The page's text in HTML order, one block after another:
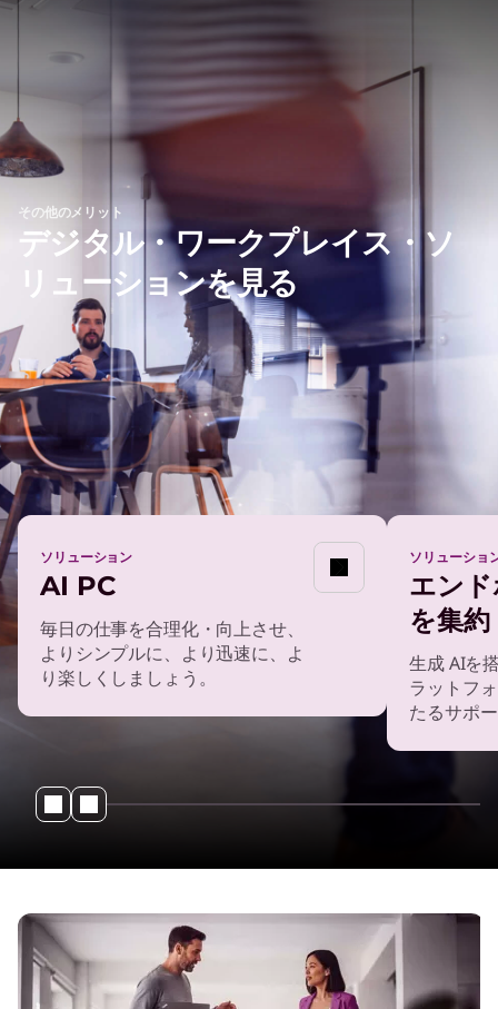
その他のメリット
デジタル・ワークプレイス・ソ
リューションを見る
ソリューション
AI PC
毎日の仕事を合理化・向上させ、
よりシンプルに、より迅速に、よ
り楽しくしましょう。
ソリューショ
エン
を集約
生成 AIを
ラットフ
たるサポ